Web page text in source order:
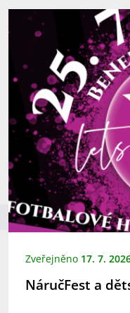
Zveřejněno 17. 7.
NáručFest a